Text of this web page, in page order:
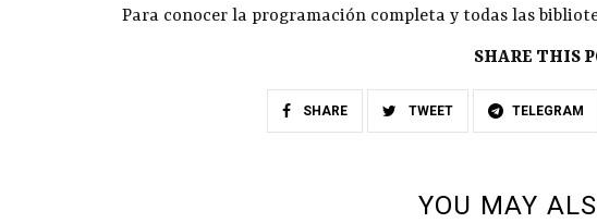
Para conocer la programación completa y todas las
SHARE THIS
SHARE TWEET TELEGRAM
YOU MAY